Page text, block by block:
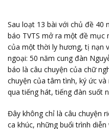
Sau loạt 13 bài với chủ đề 40
báo TVTS mở ra một đề mục
của một thời ly hương, tị nạn
ngoại: 50 năm cung đàn
báo là câu chuyện của chữ
chuyện của tâm tình, ký ức
qua tiếng hát, tiếng đàn suốt
Đây không chỉ là câu chuyện
ca khúc, những buổi trình